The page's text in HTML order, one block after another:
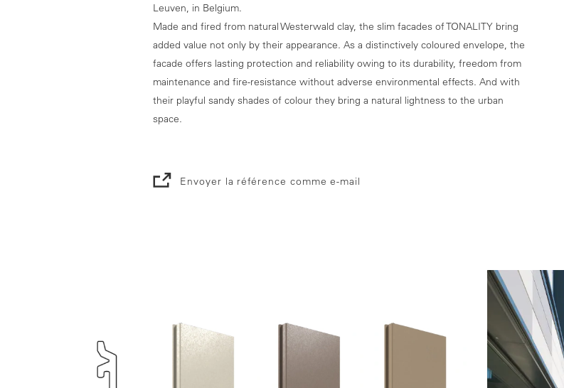
Leuven, in Belgium.
Made and fired from natural Westerwald clay, the slim facades of TONALITY bring
added value not only by their appearance. As a distinctively coloured envelope, the
facade offers lasting protection and reliability owing to its durability, freedom from
maintenance and fire-resistance without adverse environmental effects. And with
their playful sandy shades of colour they bring a natural lightness to the urban
space.
Envoyer la référence comme e-mail